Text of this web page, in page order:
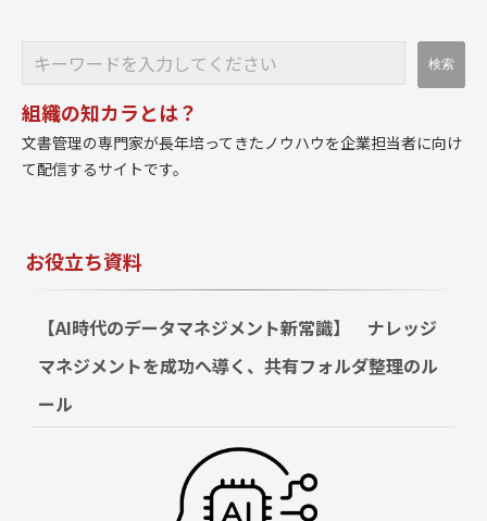
組織の知カラとは？
文書管理の専門家が長年培ってきたノウハウを企業担当者に向け
て配信するサイトです。
お役立ち資料
【AI時代のデータマネジメント新常識】　ナレッジ
マネジメントを成功へ導く、共有フォルダ整理のル
ール